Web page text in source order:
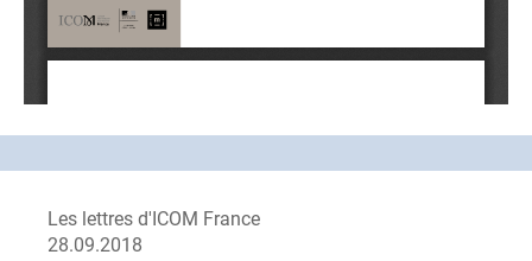
Les lettres d'ICOM France
28.09.2018